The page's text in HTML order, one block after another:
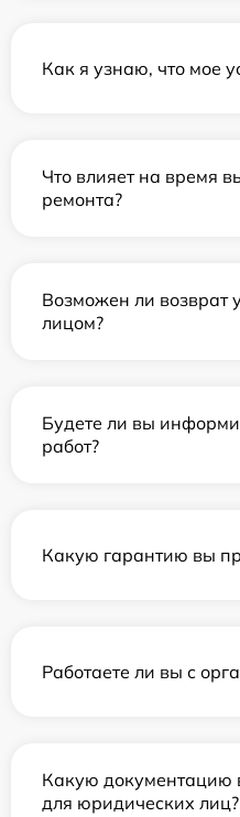
Как я узнаю, что мое
Что влияет на время
ремонта?
Возможен ли возврат
лицом?
Будете ли вы
работ?
Какую гарантию вы
Работаете ли вы с
Какую документацию
для юридических лиц?